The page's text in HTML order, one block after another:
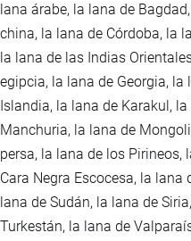
lana árabe, la lana de
china, la lana de Córdoba, la
la lana de las Indias
egipcia, la lana de Georgia,
Islandia, la lana de Karakul,
Manchuria, la lana de
persa, la lana de los Pirineos,
Cara Negra Escocesa, la lana
lana de Sudán, la lana de
Turkestán, la lana de